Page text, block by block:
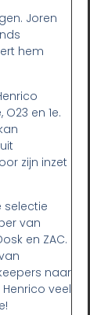
Joren
hem
en 1e.
zijn inzet
selectie
van
en ZAC.
naar
veel